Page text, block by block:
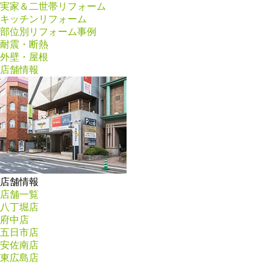
実家＆二世帯リフォーム
キッチンリフォーム
部位別リフォーム事例
耐震・断熱
外壁・屋根
店舗情報
店舗情報
店舗一覧
八丁堀店
府中店
五日市店
安佐南店
東広島店